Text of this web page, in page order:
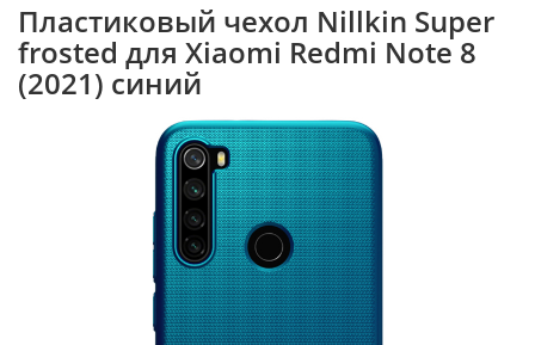
Пластиковый чехол Nillkin Super
frosted для Xiaomi Redmi Note 8
(2021) синий